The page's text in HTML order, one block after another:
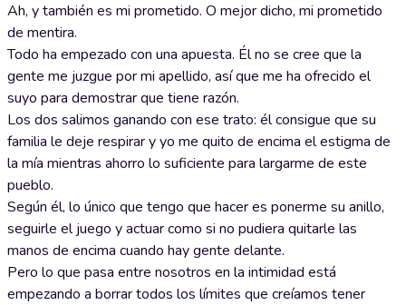
Ah, y también es mi prometido. O mejor dicho, mi prometido
de mentira.
Todo ha empezado con una apuesta. Él no se cree que la
gente me juzgue por mi apellido, así que me ha ofrecido el
suyo para demostrar que tiene razón.
Los dos salimos ganando con ese trato: él consigue que su
familia le deje respirar y yo me quito de encima el estigma de
la mía mientras ahorro lo suficiente para largarme de este
pueblo.
Según él, lo único que tengo que hacer es ponerme su anillo,
seguirle el juego y actuar como si no pudiera quitarle las
manos de encima cuando hay gente delante.
Pero lo que pasa entre nosotros en la intimidad está
empezando a borrar todos los límites que creíamos tener